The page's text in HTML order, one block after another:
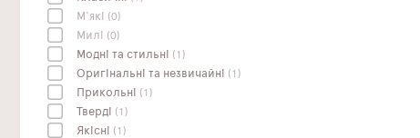
М'які (0)
Милі (0)
Модні та стильні (1)
Оригінальні та незвичайні (1)
Прикольні (1)
Тверді (1)
Якісні (1)